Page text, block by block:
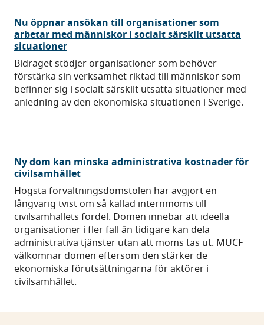
Nu öppnar ansökan till organisationer som
arbetar med människor i socialt särskilt utsatta
situationer
Bidraget stödjer organisationer som behöver
förstärka sin verksamhet riktad till människor som
befinner sig i socialt särskilt utsatta situationer med
anledning av den ekonomiska situationen i Sverige.
Ny dom kan minska administrativa kostnader för
civilsamhället
Högsta förvaltningsdomstolen har avgjort en
långvarig tvist om så kallad internmoms till
civilsamhällets fördel. Domen innebär att ideella
organisationer i fler fall än tidigare kan dela
administrativa tjänster utan att moms tas ut. MUCF
välkomnar domen eftersom den stärker de
ekonomiska förutsättningarna för aktörer i
civilsamhället.